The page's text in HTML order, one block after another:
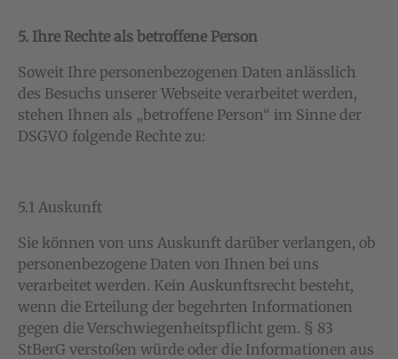
5. Ihre Rechte als betroffene Person
Soweit Ihre personenbezogenen Daten anlässlich
des Besuchs unserer Webseite verarbeitet werden,
stehen Ihnen als „betroffene Person“ im Sinne der
DSGVO folgende Rechte zu:
5.1 Auskunft
Sie können von uns Auskunft darüber verlangen, ob
personenbezogene Daten von Ihnen bei uns
verarbeitet werden. Kein Auskunftsrecht besteht,
wenn die Erteilung der begehrten Informationen
gegen die Verschwiegenheitspflicht gem. § 83
StBerG verstoßen würde oder die Informationen aus